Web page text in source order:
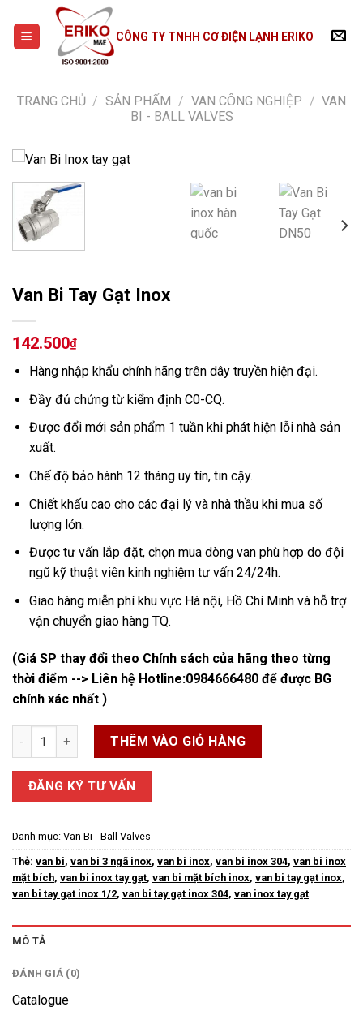
content
CÔNG TY TNHH CƠ ĐIỆN LẠNH ERIKO
TRANG CHỦ / SẢN PHẨM / VAN CÔNG NGHIỆP / VAN
BI - BALL VALVES
Van Bi Tay Gạt Inox
142.500₫
Hàng nhập khẩu chính hãng trên dây truyền hiện đại.
Đầy đủ chứng từ kiểm định C0-CQ.
Được đổi mới sản phẩm 1 tuần khi phát hiện lỗi nhà sản
xuất.
Chế độ bảo hành 12 tháng uy tín, tin cậy.
Chiết khấu cao cho các đại lý và nhà thầu khi mua số
lượng lớn.
Được tư vấn lắp đặt, chọn mua dòng van phù hợp do đội
ngũ kỹ thuật viên kinh nghiệm tư vấn 24/24h.
Giao hàng miễn phí khu vực Hà nội, Hồ Chí Minh và hỗ trợ
vận chuyển giao hàng TQ.
(Giá SP thay đổi theo Chính sách của hãng theo từng
thời điểm --> Liên hệ Hotline:0984666480 để được BG
chính xác nhất )
Van Bi Tay Gạt Inox số lượngTHÊM VÀO GIỎ HÀNG
ĐĂNG KÝ TƯ VẤN
Danh mục: Van Bi - Ball Valves
Thẻ: van bi, van bi 3 ngã inox, van bi inox, van bi inox 304, van bi inox
mặt bích, van bi inox tay gạt, van bi mặt bích inox, van bi tay gạt inox,
van bi tay gạt inox 1/2, van bi tay gạt inox 304, van inox tay gạt
MÔ TẢ
ĐÁNH GIÁ (0)
Catalogue